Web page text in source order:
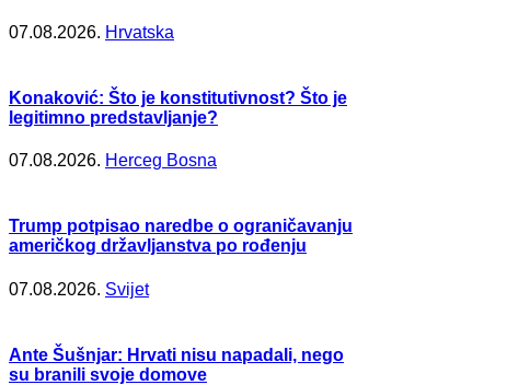
07.08.2026. Hrvatska
Konaković: Što je konstitutivnost? Što je
legitimno predstavljanje?
07.08.2026. Herceg Bosna
Trump potpisao naredbe o ograničavanju
američkog državljanstva po rođenju
07.08.2026. Svijet
Ante Šušnjar: Hrvati nisu napadali, nego
su branili svoje domove